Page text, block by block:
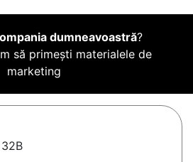
dumneavoastră?
să primești materialele de
marketing